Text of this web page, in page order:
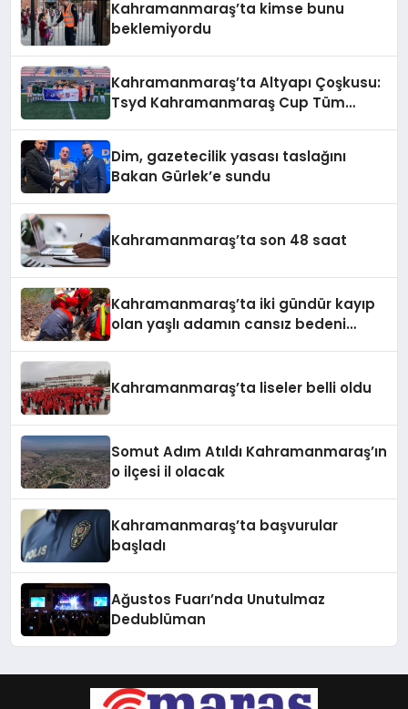
Kahramanmaraş’ta kimse bunu
beklemiyordu
Kahramanmaraş’ta Altyapı Çoşkusu:
Tsyd Kahramanmaraş Cup Tüm
Dim, gazetecilik yasası taslağını
Bakan Gürlek’e sundu
Kahramanmaraş’ta son 48 saat
Kahramanmaraş’ta iki gündür kayıp
olan yaşlı adamın cansız bedeni
Kahramanmaraş’ta liseler belli oldu
Somut Adım Atıldı Kahramanmaraş’ın
o ilçesi il olacak
Kahramanmaraş’ta başvurular
başladı
Ağustos Fuarı’nda Unutulmaz
Dedublüman